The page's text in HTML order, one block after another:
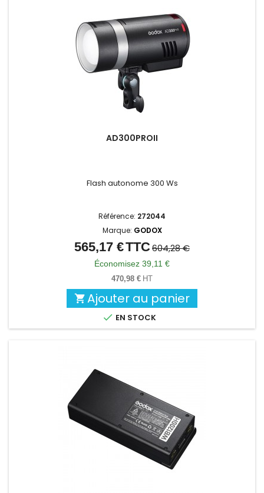
AD300PROII
Flash autonome 300 Ws
Référence: 272044
Marque: GODOX
Prix
Prix
de
base
565,17 €TTC604,28 €
Économisez 39,11 €
470,98 € HT
 Ajouter au panier
 EN STOCK